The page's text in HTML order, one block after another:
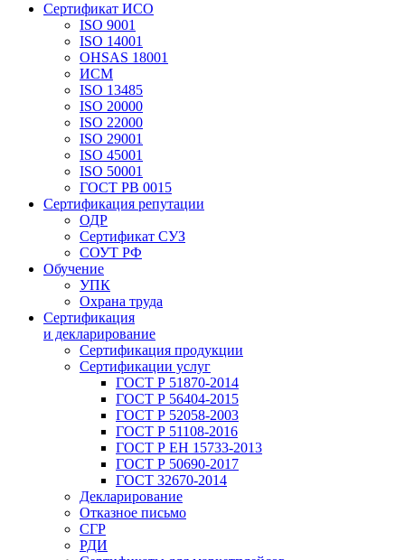
Сертификат ИСО
ISO 9001
ISO 14001
OHSAS 18001
ИСМ
ISO 13485
ISO 20000
ISO 22000
ISO 29001
ISO 45001
ISO 50001
ГОСТ РВ 0015
Сертификация репутации
ОДР
Сертификат СУЗ
СОУТ РФ
Обучение
УПК
Охрана труда
Сертификация
и декларирование
Сертификация продукции
Сертификации услуг
ГОСТ Р 51870-2014
ГОСТ Р 56404-2015
ГОСТ Р 52058-2003
ГОСТ Р 51108-2016
ГОСТ Р ЕН 15733-2013
ГОСТ Р 50690-2017
ГОСТ 32670-2014
Декларирование
Отказное письмо
СГР
РДИ